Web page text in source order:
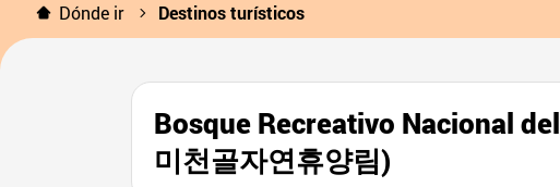
Dónde ir Destinos turísticos
Bosque Recreativo Nacional
미천골자연휴양림)